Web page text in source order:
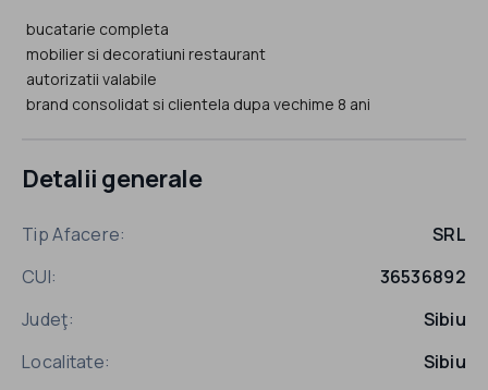
bucatarie completa
mobilier si decoratiuni restaurant
autorizatii valabile
brand consolidat si clientela dupa vechime 8 ani
Detalii generale
Tip Afacere:
SRL
CUI:
36536892
Judeţ:
Sibiu
Localitate:
Sibiu